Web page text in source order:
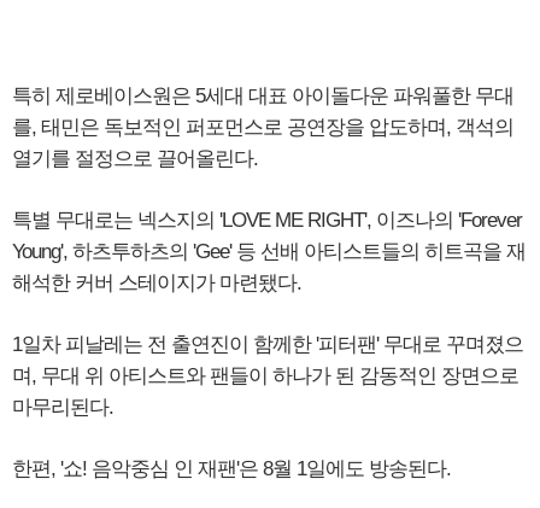
특히 제로베이스원은 5세대 대표 아이돌다운 파워풀한 무대
를, 태민은 독보적인 퍼포먼스로 공연장을 압도하며, 객석의
열기를 절정으로 끌어올린다.
특별 무대로는 넥스지의 'LOVE ME RIGHT', 이즈나의 'Forever
Young', 하츠투하츠의 'Gee' 등 선배 아티스트들의 히트곡을 재
해석한 커버 스테이지가 마련됐다.
1일차 피날레는 전 출연진이 함께한 '피터팬' 무대로 꾸며졌으
며, 무대 위 아티스트와 팬들이 하나가 된 감동적인 장면으로
마무리된다.
한편, '쇼! 음악중심 인 재팬'은 8월 1일에도 방송된다.